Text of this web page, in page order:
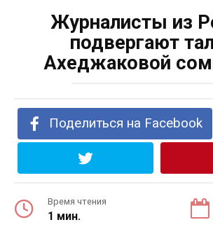
Журналисты из
подвергают
Ахеджаковой
Поделиться на Facebook
Время чтения
1 мин.